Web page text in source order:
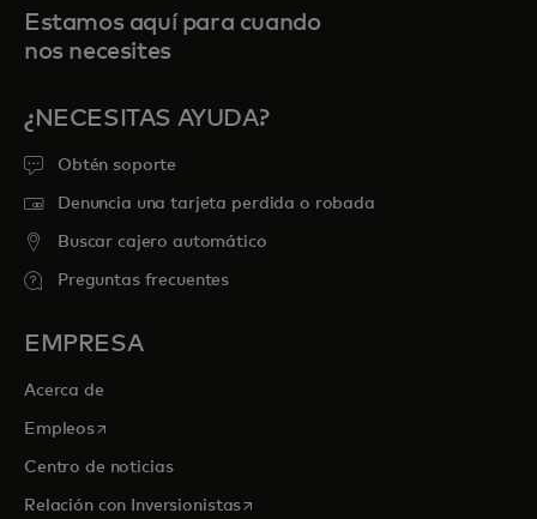
Estamos aquí para cuando
nos necesites
¿NECESITAS AYUDA?
Obtén soporte
Denuncia una tarjeta perdida o robada
Buscar cajero automático
Preguntas frecuentes
EMPRESA
Acerca de
Empleosse abre en una pestaña nueva
Centro de noticias
Relación con Inversionistasse abre en una pestaña nueva